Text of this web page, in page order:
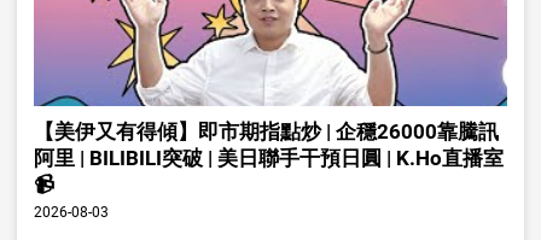
【美伊又有得傾】即市期指點炒 | 企穩26000靠騰訊
阿里 | BILIBILI突破 | 美日聯手干預日圓 | K.Ho直播室
📹
2026-08-03